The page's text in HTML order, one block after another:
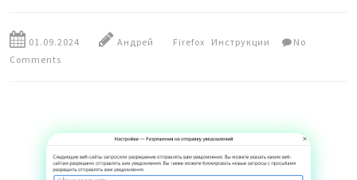
01.09.2024 Андрей Firefox Инструкции
No
Comments